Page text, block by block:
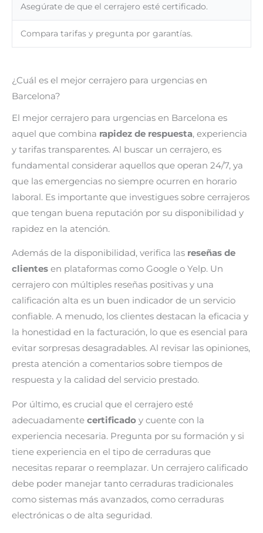
Asegúrate de que el cerrajero esté certificado.
Compara tarifas y pregunta por garantías.
¿Cuál es el mejor cerrajero para urgencias en
Barcelona?
El mejor cerrajero para urgencias en Barcelona es
aquel que combina rapidez de respuesta, experiencia
y tarifas transparentes. Al buscar un cerrajero, es
fundamental considerar aquellos que operan 24/7, ya
que las emergencias no siempre ocurren en horario
laboral. Es importante que investigues sobre cerrajeros
que tengan buena reputación por su disponibilidad y
rapidez en la atención.
Además de la disponibilidad, verifica las reseñas de
clientes en plataformas como Google o Yelp. Un
cerrajero con múltiples reseñas positivas y una
calificación alta es un buen indicador de un servicio
confiable. A menudo, los clientes destacan la eficacia y
la honestidad en la facturación, lo que es esencial para
evitar sorpresas desagradables. Al revisar las opiniones,
presta atención a comentarios sobre tiempos de
respuesta y la calidad del servicio prestado.
Por último, es crucial que el cerrajero esté
adecuadamente certificado y cuente con la
experiencia necesaria. Pregunta por su formación y si
tiene experiencia en el tipo de cerraduras que
necesitas reparar o reemplazar. Un cerrajero calificado
debe poder manejar tanto cerraduras tradicionales
como sistemas más avanzados, como cerraduras
electrónicas o de alta seguridad.